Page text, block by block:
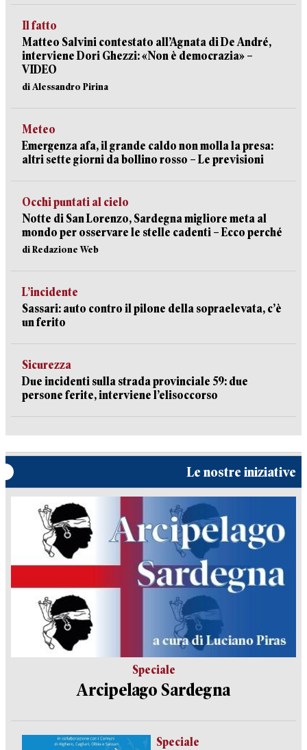
Il fatto
Matteo Salvini contestato all’Agnata di De André,
interviene Dori Ghezzi: «Non è democrazia» –
VIDEO
di Alessandro Pirina
Meteo
Emergenza afa, il grande caldo non molla la presa:
altri sette giorni da bollino rosso – Le previsioni
Occhi puntati al cielo
Notte di San Lorenzo, Sardegna migliore meta al
mondo per osservare le stelle cadenti – Ecco perché
di Redazione Web
L’incidente
Sassari: auto contro il pilone della sopraelevata, c’è
un ferito
Sicurezza
Due incidenti sulla strada provinciale 59: due
persone ferite, interviene l’elisoccorso
Le nostre iniziative
Speciale
Arcipelago Sardegna
Speciale